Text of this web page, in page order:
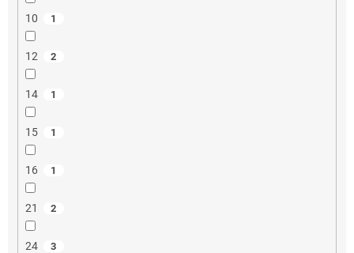
10 1
12 2
14 1
15 1
16 1
21 2
24 3